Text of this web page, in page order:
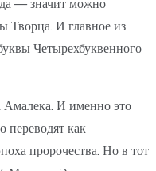
Четырехбуквенного
переводят как
пророчества. Но в тот